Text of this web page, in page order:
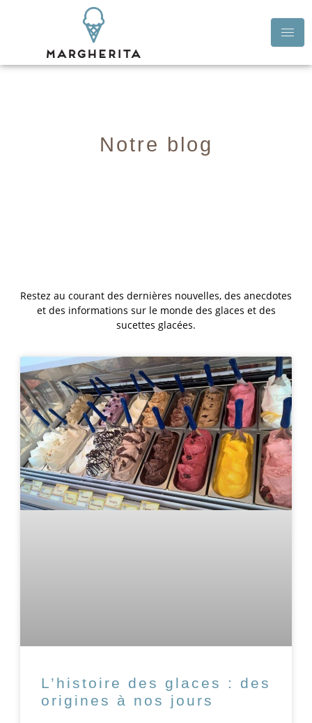
Notre blog
Restez au courant des dernières nouvelles, des anecdotes
et des informations sur le monde des glaces et des
sucettes glacées.
L’histoire des glaces : des
origines à nos jours